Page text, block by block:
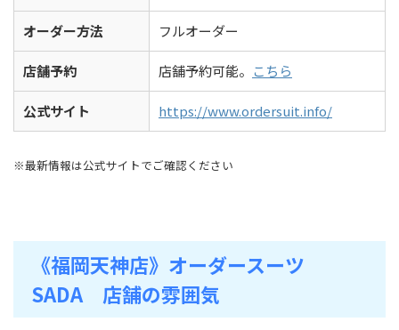
オーダー方法 フルオーダー
店舗予約 店舗予約可能。 こちら
公式サイト https://www.ordersuit.info/
※最新情報は公式サイトでご確認ください
《福岡天神店》オーダースーツ
SADA 店舗の雰囲気